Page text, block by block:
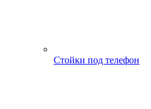
Стойки под телефон